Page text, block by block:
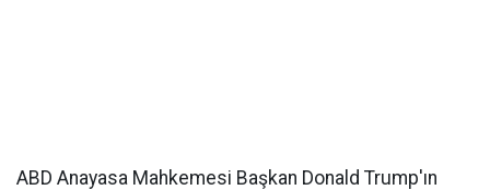
ABD Anayasa Mahkemesi Başkan Donald Trump'ın